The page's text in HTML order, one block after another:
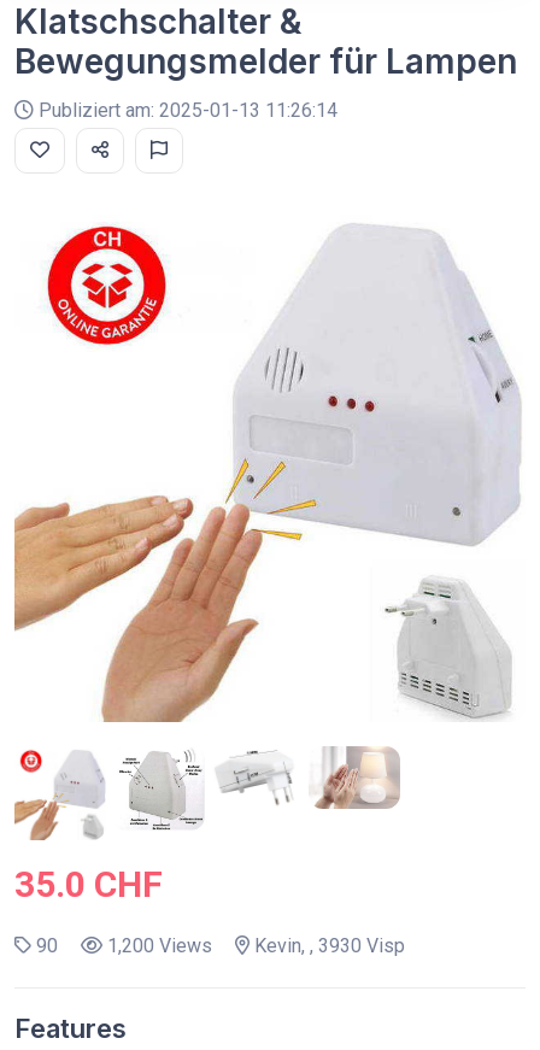
Klatschschalter &
Bewegungsmelder für Lampen
Publiziert am: 2025-01-13 11:26:14
35.0 CHF
90 1,200 Views Kevin, , 3930 Visp
Features